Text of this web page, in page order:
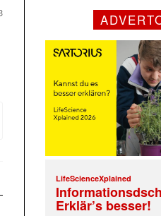
LifeScienceXplained
Erklär’s besser!